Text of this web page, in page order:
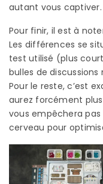
autant vous captiver.
Pour finir, il est à
Les différences se
test utilisé (plus
bulles de
Pour le reste, c’est
aurez forcément
vous empêchera
cerveau pour